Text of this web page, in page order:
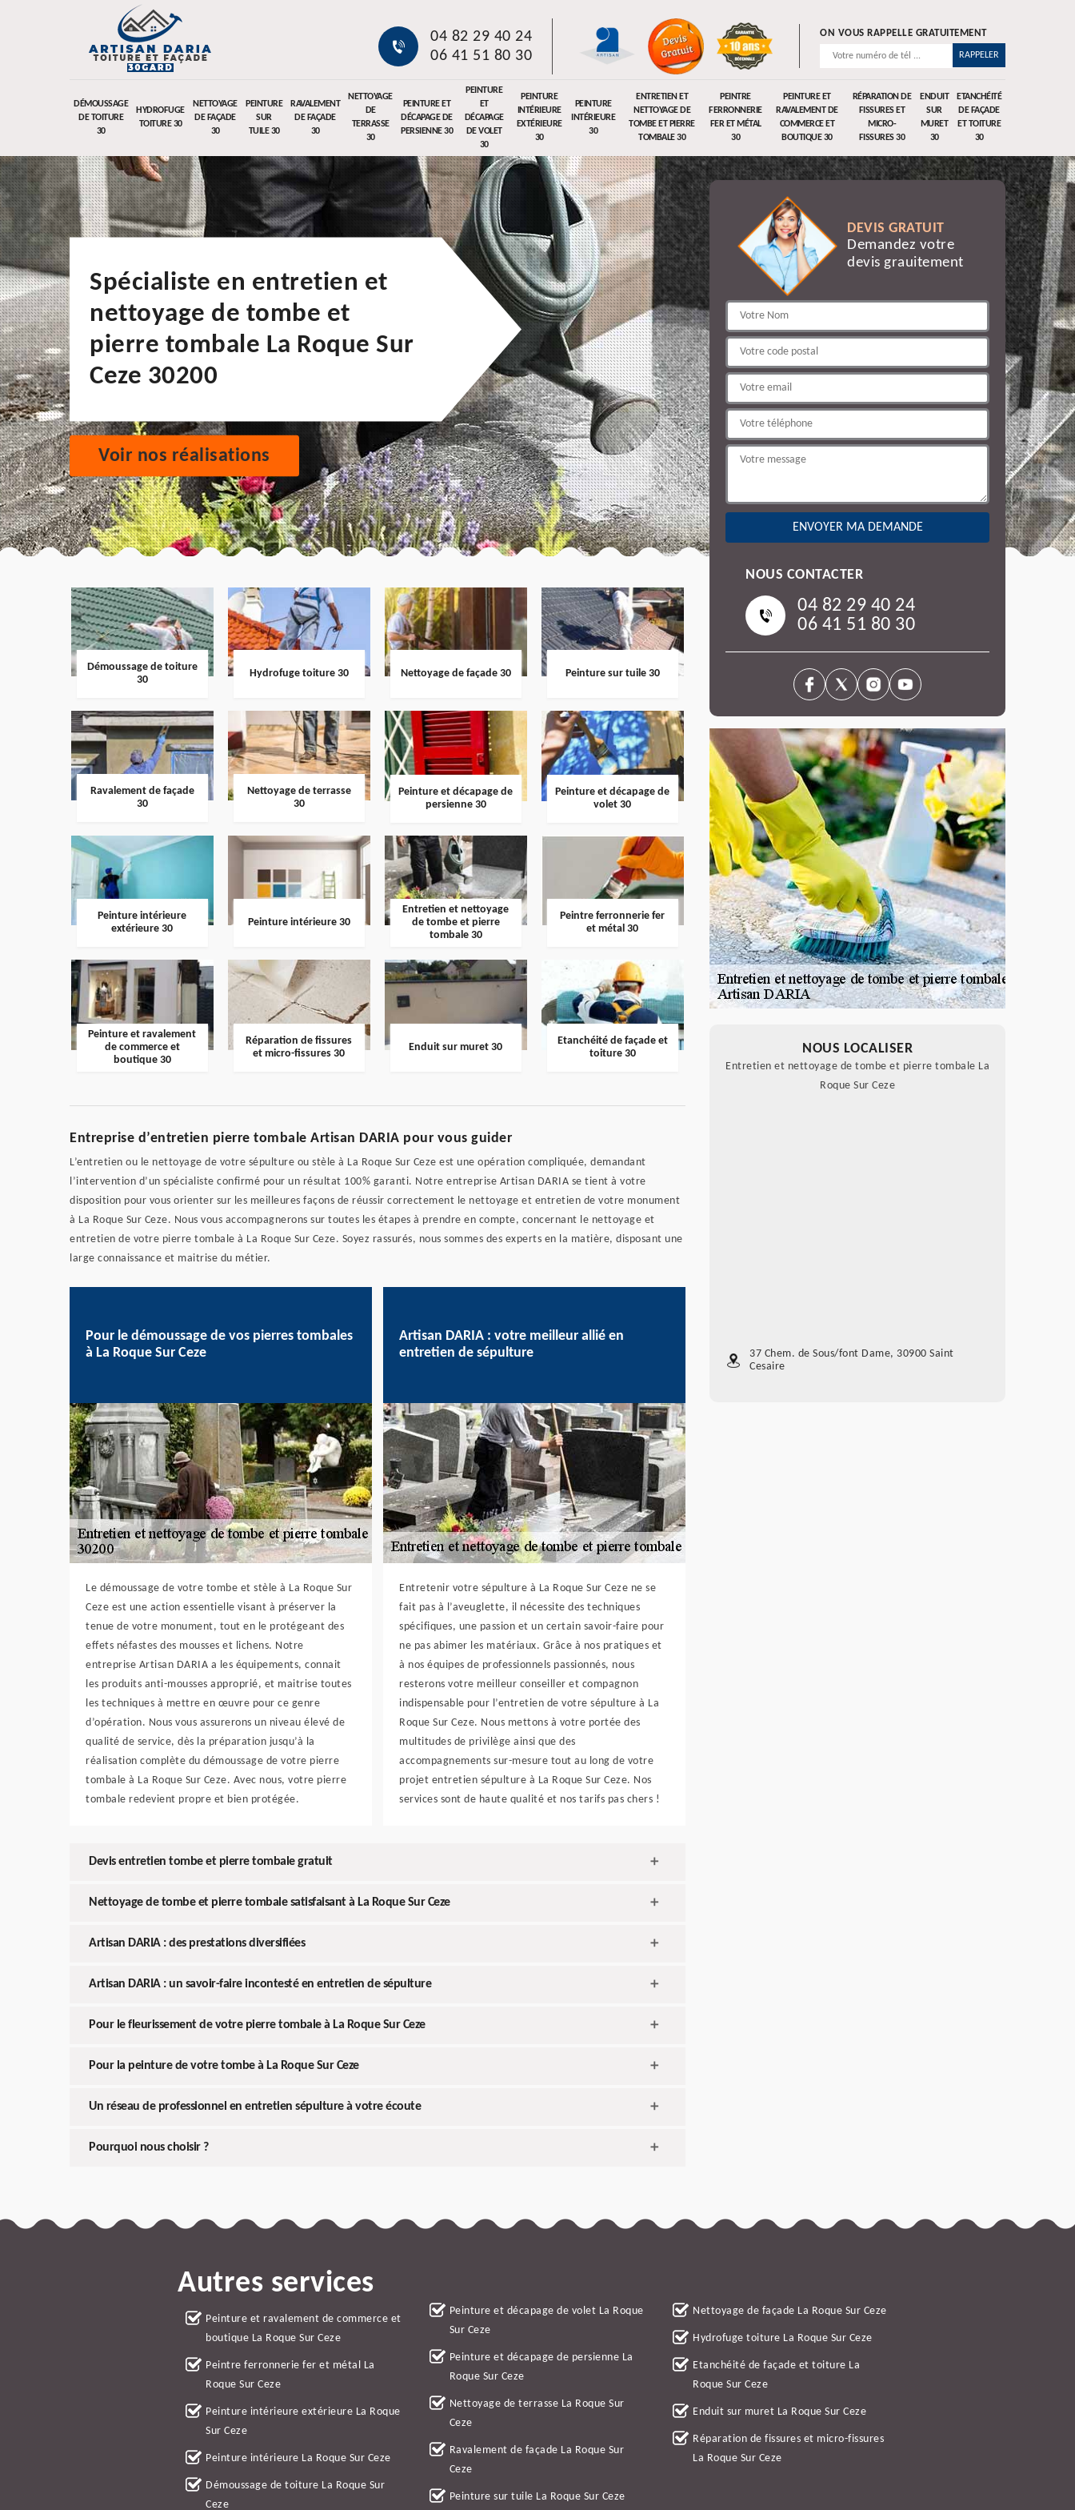
04 82 29 40 24
06 41 51 80 30
ON VOUS RAPPELLE GRATUITEMENT
DÉMOUSSAGE
DE TOITURE
30
HYDROFUGE
TOITURE 30
NETTOYAGE
DE FAÇADE
30
PEINTURE
SUR
TUILE 30
RAVALEMENT
DE FAÇADE
30
NETTOYAGE
DE
TERRASSE
30
PEINTURE ET
DÉCAPAGE DE
PERSIENNE 30
PEINTURE
ET
DÉCAPAGE
DE VOLET
30
PEINTURE
INTÉRIEURE
EXTÉRIEURE
30
PEINTURE
INTÉRIEURE
30
ENTRETIEN ET
NETTOYAGE DE
TOMBE ET PIERRE
TOMBALE 30
PEINTRE
FERRONNERIE
FER ET MÉTAL
30
PEINTURE ET
RAVALEMENT DE
COMMERCE ET
BOUTIQUE 30
RÉPARATION DE
FISSURES ET
MICRO-
FISSURES 30
ENDUIT
SUR
MURET
30
ETANCHÉITÉ
DE FAÇADE
ET TOITURE
30
Spécialiste en entretien et
nettoyage de tombe et
pierre tombale La Roque Sur
Ceze 30200
Voir nos réalisations
Démoussage de toiture
30
Hydrofuge toiture 30 Nettoyage de façade 30 Peinture sur tuile 30
Ravalement de façade
30
Nettoyage de terrasse
30
Peinture et décapage de
persienne 30
Peinture et décapage de
volet 30
Peinture intérieure
extérieure 30
Peinture intérieure 30
Entretien et nettoyage
de tombe et pierre
tombale 30
Peintre ferronnerie fer
et métal 30
Peinture et ravalement
de commerce et
boutique 30
Réparation de fissures
et micro-fissures 30
Enduit sur muret 30
Etanchéité de façade et
toiture 30
Entreprise d’entretien pierre tombale Artisan DARIA pour vous guider
L’entretien ou le nettoyage de votre sépulture ou stèle à La Roque Sur Ceze est une opération compliquée, demandant
l’intervention d’un spécialiste confirmé pour un résultat 100% garanti. Notre entreprise Artisan DARIA se tient à votre
disposition pour vous orienter sur les meilleures façons de réussir correctement le nettoyage et entretien de votre monument
à La Roque Sur Ceze. Nous vous accompagnerons sur toutes les étapes à prendre en compte, concernant le nettoyage et
entretien de votre pierre tombale à La Roque Sur Ceze. Soyez rassurés, nous sommes des experts en la matière, disposant une
large connaissance et maitrise du métier.
Pour le démoussage de vos pierres tombales
à La Roque Sur Ceze
Le démoussage de votre tombe et stèle à La Roque Sur
Ceze est une action essentielle visant à préserver la
tenue de votre monument, tout en le protégeant des
effets néfastes des mousses et lichens. Notre
entreprise Artisan DARIA a les équipements, connait
les produits anti-mousses approprié, et maitrise toutes
les techniques à mettre en œuvre pour ce genre
d’opération. Nous vous assurerons un niveau élevé de
qualité de service, dès la préparation jusqu’à la
réalisation complète du démoussage de votre pierre
tombale à La Roque Sur Ceze. Avec nous, votre pierre
tombale redevient propre et bien protégée.
Artisan DARIA : votre meilleur allié en
entretien de sépulture
Entretenir votre sépulture à La Roque Sur Ceze ne se
fait pas à l’aveuglette, il nécessite des techniques
spécifiques, une passion et un certain savoir-faire pour
ne pas abimer les matériaux. Grâce à nos pratiques et
à nos équipes de professionnels passionnés, nous
resterons votre meilleur conseiller et compagnon
indispensable pour l’entretien de votre sépulture à La
Roque Sur Ceze. Nous mettons à votre portée des
multitudes de privilège ainsi que des
accompagnements sur-mesure tout au long de votre
projet entretien sépulture à La Roque Sur Ceze. Nos
services sont de haute qualité et nos tarifs pas chers !
Devis entretien tombe et pierre tombale gratuit
Nettoyage de tombe et pierre tombale satisfaisant à La Roque Sur Ceze
Artisan DARIA : des prestations diversifiées
Artisan DARIA : un savoir-faire incontesté en entretien de sépulture
Pour le fleurissement de votre pierre tombale à La Roque Sur Ceze
Pour la peinture de votre tombe à La Roque Sur Ceze
Un réseau de professionnel en entretien sépulture à votre écoute
Pourquoi nous choisir ?
DEVIS GRATUIT
Demandez votre
devis grauitement
NOUS CONTACTER
04 82 29 40 24
06 41 51 80 30
NOUS LOCALISER
Entretien et nettoyage de tombe et pierre tombale La
Roque Sur Ceze
37 Chem. de Sous/font Dame, 30900 Saint
Cesaire
Autres services
Peinture et ravalement de commerce et
boutique La Roque Sur Ceze
Peintre ferronnerie fer et métal La
Roque Sur Ceze
Peinture intérieure extérieure La Roque
Sur Ceze
Peinture intérieure La Roque Sur Ceze
Démoussage de toiture La Roque Sur
Ceze
Peinture et décapage de volet La Roque
Sur Ceze
Peinture et décapage de persienne La
Roque Sur Ceze
Nettoyage de terrasse La Roque Sur
Ceze
Ravalement de façade La Roque Sur
Ceze
Peinture sur tuile La Roque Sur Ceze
Nettoyage de façade La Roque Sur Ceze
Hydrofuge toiture La Roque Sur Ceze
Etanchéité de façade et toiture La
Roque Sur Ceze
Enduit sur muret La Roque Sur Ceze
Réparation de fissures et micro-fissures
La Roque Sur Ceze